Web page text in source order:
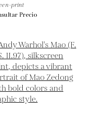
print
Precio